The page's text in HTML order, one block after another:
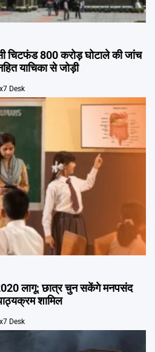
चिटफंड 800 करोड़ घोटाले की जांच
याचिका से जोड़ी
Desk
2020 लागू: छात्र चुन सकेंगे मनपसंद
शामिल
Desk